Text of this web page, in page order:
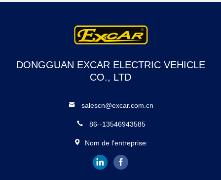
DONGGUAN EXCAR ELECTRIC VEHICLE
CO., LTD
salescn@excar.com.cn
86--13546943585
Nom de l'entreprise: